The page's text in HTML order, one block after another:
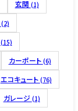
玄関 (1)
(2)
(15)
カーポート (6)
エコキュート (76)
ガレージ (1)